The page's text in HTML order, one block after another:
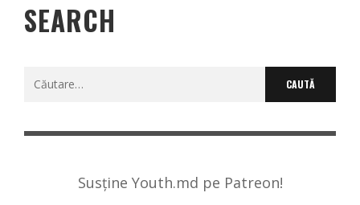
SEARCH
Caută
Susține Youth.md pe Patreon!